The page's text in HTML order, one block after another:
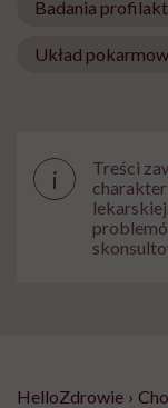
Badania
Układ
i
Treści
HelloZdrowie ›